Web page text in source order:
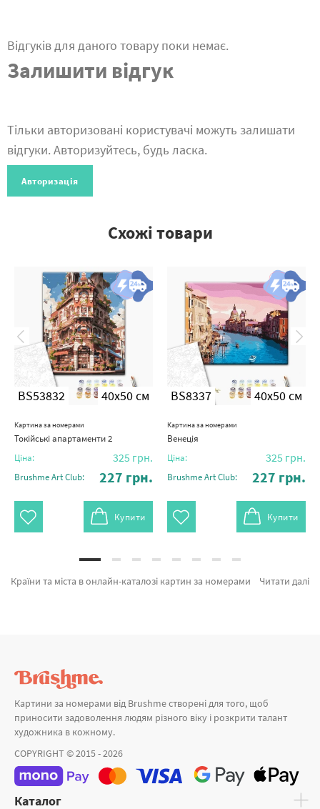
Відгуків для даного товару поки немає.
Залишити відгук
Тільки авторизовані користувачі можуть залишати
відгуки. Авторизуйтесь, будь ласка.
Авторизація
Схожі товари
BS53832 40x50 см
Картина за номерами
Токійські апартаменти 2
Ціна: 325 грн.
Brushme Art Club: 227 грн.
Купити
BS8337 40x50 см
Картина за номерами
Венеція
Ціна: 325 грн.
Brushme Art Club: 227 грн.
Купити
Читати далі
Країни та міста в онлайн-каталозі картин за номерами и алмазної мозаїки Brushme. Тут можна купити Картина за номерами Чарівність Лондона GX8362 від признаного виробника Brushme який вражає оригінальністю. Кожен продукт розділу «Картини за номерами» зроблено з любов'ю. Ранок в місті, Гальштат крізь осінь и Вогні свята а также виробників за прийнятними цінами. Придбавши Гори та картина за номерами коти, миттєво привеземо в Бровари або будь-які міста України. Лиса разом з картини за номерами троянда, замовляйте прямо зараз!
Картини за номерами від Brushme створені для того, щоб
приносити задоволення людям різного віку і розкрити талант
художника в кожному.
COPYRIGHT © 2015 - 2026
Каталог